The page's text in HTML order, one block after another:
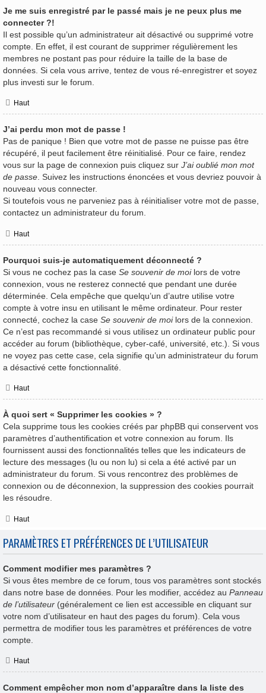
Je me suis enregistré par le passé mais je ne peux plus me
connecter ?!
Il est possible qu’un administrateur ait désactivé ou supprimé votre
compte. En effet, il est courant de supprimer régulièrement les
membres ne postant pas pour réduire la taille de la base de
données. Si cela vous arrive, tentez de vous ré-enregistrer et soyez
plus investi sur le forum.
Haut
J’ai perdu mon mot de passe !
Pas de panique ! Bien que votre mot de passe ne puisse pas être
récupéré, il peut facilement être réinitialisé. Pour ce faire, rendez
vous sur la page de connexion puis cliquez sur J’ai oublié mon mot
de passe. Suivez les instructions énoncées et vous devriez pouvoir à
nouveau vous connecter.
Si toutefois vous ne parveniez pas à réinitialiser votre mot de passe,
contactez un administrateur du forum.
Haut
Pourquoi suis-je automatiquement déconnecté ?
Si vous ne cochez pas la case Se souvenir de moilors de votre
connexion, vous ne resterez connecté que pendant une durée
déterminée. Cela empêche que quelqu’un d’autre utilise votre
compte à votre insu en utilisant le même ordinateur. Pour rester
connecté, cochez la case Se souvenir de moilors de la connexion.
Ce n’est pas recommandé si vous utilisez un ordinateur public pour
accéder au forum (bibliothèque, cyber-café, université, etc.). Si vous
ne voyez pas cette case, cela signifie qu’un administrateur du forum
a désactivé cette fonctionnalité.
Haut
À quoi sert « Supprimer les cookies » ?
Cela supprime tous les cookies créés par phpBB qui conservent vos
paramètres d’authentification et votre connexion au forum. Ils
fournissent aussi des fonctionnalités telles que les indicateurs de
lecture des messages (lu ou non lu) si cela a été activé par un
administrateur du forum. Si vous rencontrez des problèmes de
connexion ou de déconnexion, la suppression des cookies pourrait
les résoudre.
Haut
PARAMÈTRES ET PRÉFÉRENCES DE L’UTILISATEUR
Comment modifier mes paramètres ?
Si vous êtes membre de ce forum, tous vos paramètres sont stockés
dans notre base de données. Pour les modifier, accédez au Panneau
de l’utilisateur (généralement ce lien est accessible en cliquant sur
votre nom d’utilisateur en haut des pages du forum). Cela vous
permettra de modifier tous les paramètres et préférences de votre
compte.
Haut
Comment empêcher mon nom d’apparaître dans la liste des